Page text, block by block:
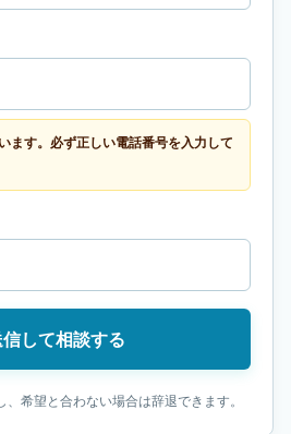
ます。必ず正しい電話番号を入力して
して相談する
希望と合わない場合は辞退できます。